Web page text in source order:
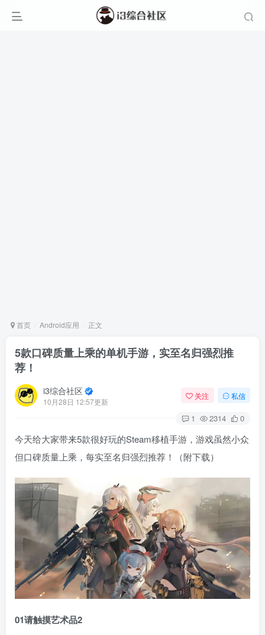
首页 Android应用 正文
5款口碑质量上乘的单机手游，实至名归强烈推
荐！
i3综合社区
10月28日 12:57更新
关注 私信
1 2314 0
今天给大家带来5款很好玩的Steam移植手游，游戏虽然小众
但口碑质量上乘，每实至名归强烈推荐！（附下载）
01请触摸艺术品2